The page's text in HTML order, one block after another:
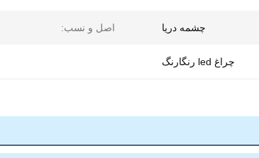
چشمه دریا اصل و نسب:
چراغ led رنگارنگ